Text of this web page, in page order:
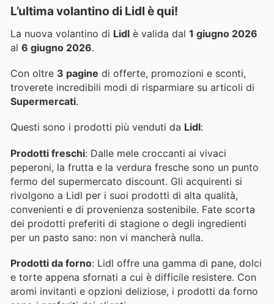
L’ultima volantino di Lidl è qui!
La nuova volantino di Lidl è valida dal 1 giugno 2026
al 6 giugno 2026.
Con oltre 3 pagine di offerte, promozioni e sconti,
troverete incredibili modi di risparmiare su articoli di
Supermercati.
Questi sono i prodotti più venduti da Lidl:
Prodotti freschi: Dalle mele croccanti ai vivaci
peperoni, la frutta e la verdura fresche sono un punto
fermo del supermercato discount. Gli acquirenti si
rivolgono a Lidl per i suoi prodotti di alta qualità,
convenienti e di provenienza sostenibile. Fate scorta
dei prodotti preferiti di stagione o degli ingredienti
per un pasto sano: non vi mancherà nulla.
Prodotti da forno: Lidl offre una gamma di pane, dolci
e torte appena sfornati a cui è difficile resistere. Con
aromi invitanti e opzioni deliziose, i prodotti da forno